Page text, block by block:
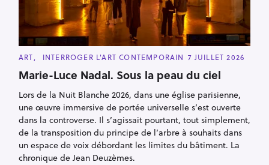
C
T
E
O
I
E
S
ART INTERROGER L'ART CONTEMPORAIN 7 JUILLET 2026
Marie-Luce Nadal. Sous la peau du ciel
Lors de la Nuit Blanche 2026, dans une église parisienne,
une œuvre immersive de portée universelle s’est ouverte
dans la controverse. Il s’agissait pourtant, tout simplement,
de la transposition du principe de l’arbre à souhaits dans
un espace de voix débordant les limites du bâtiment. La
chronique de Jean Deuzèmes.